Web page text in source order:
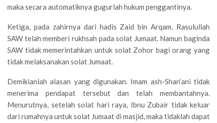
maka secara automatiknya gugurlah hukum penggantinya.
Ketiga, pada zahirnya dari hadis Zaid bin Arqam, Rasulullah
SAW telah memberi rukhsah pada solat Jumaat. Namun baginda
SAW tidak memerintahkan untuk solat Zohor bagi orang yang
tidak melaksanakan solat Jumaat.
Demikianlah alasan yang digunakan. Imam ash-Shan’ani tidak
menerima pendapat tersebut dan telah membantahnya.
Menurutnya, setelah solat hari raya, Ibnu Zubair tidak keluar
dari rumahnya untuk solat Jumaat di masjid, maka tidaklah dapat